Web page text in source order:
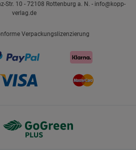
Str. 10 - 72108 Rottenburg a. N. - info@kopp-
verlag.de
Verpackungslizenzierung